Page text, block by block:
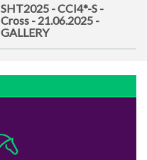
SHT2025 - CCI4*-S -
Cross - 21.06.2025 -
GALLERY